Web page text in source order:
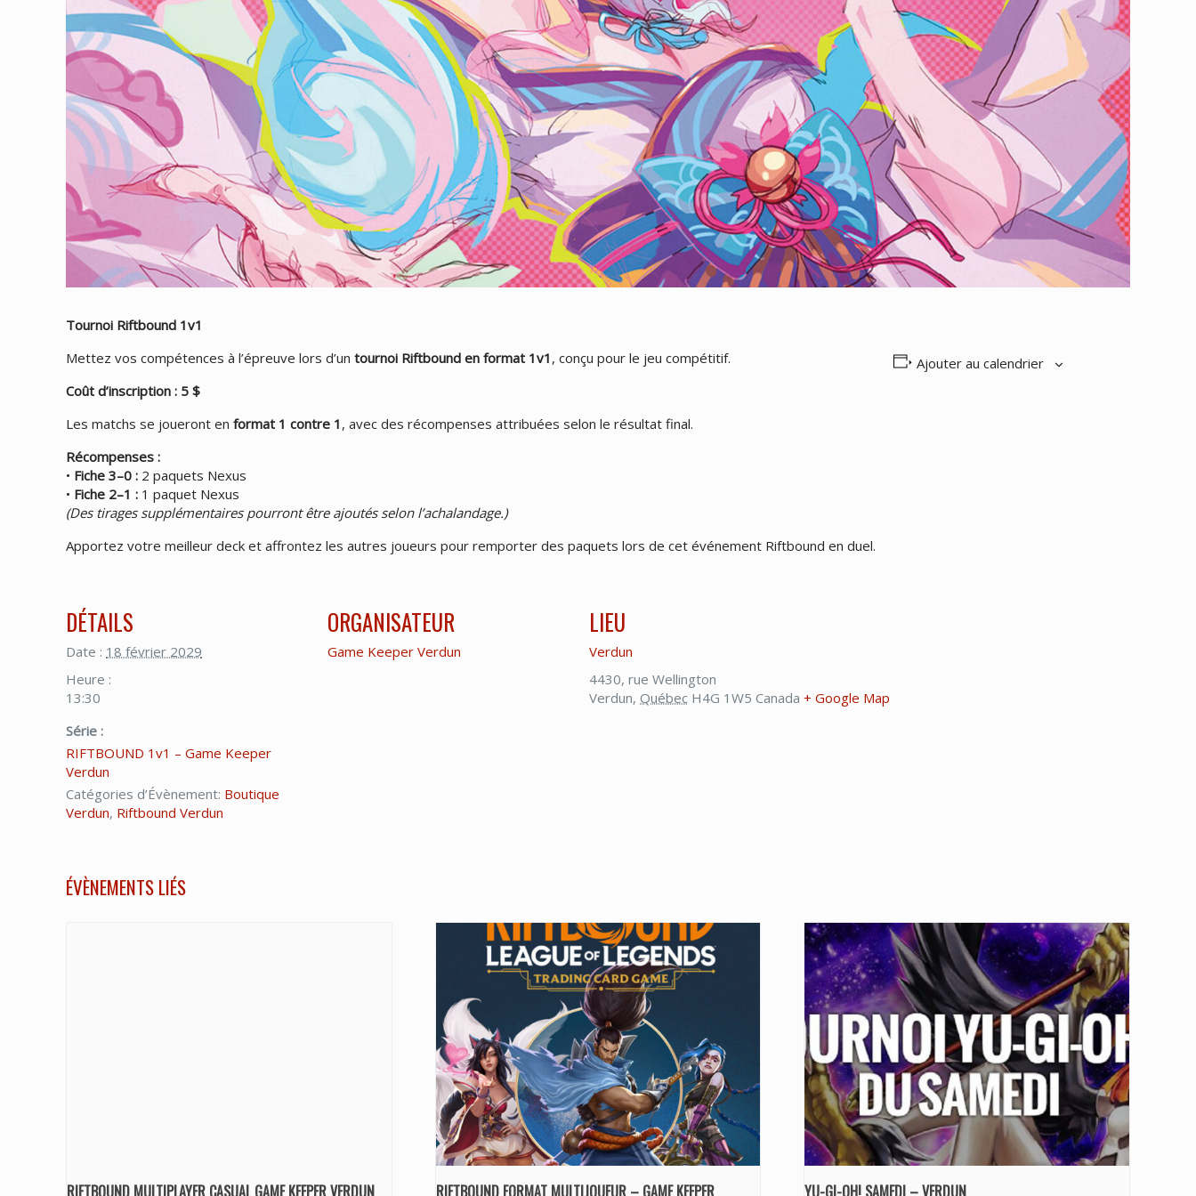
Tournoi Riftbound 1v1
Mettez vos compétences à l’épreuve lors d’untournoi Riftbound en format 1v1 , conçu pour le jeu compétitif.
Coût d’inscription : 5 $
Les matchs se joueront enformat 1 contre 1 , avec des récompenses attribuées selon le résultat final.
Récompenses :
• Fiche 3–0 : 2 paquets Nexus
• Fiche 2–1 : 1 paquet Nexus
(Des tirages supplémentaires pourront être ajoutés selon l’achalandage.)
Apportez votre meilleur deck et affrontez les autres joueurs pour remporter des paquets lors de cet événement Riftbound en duel.
Ajouter au calendrier
DÉTAILS
Date : 18 février 2029
Heure :
13:30
Série :
RIFTBOUND 1v1 – Game Keeper
Verdun
Catégories d’Évènement: Boutique
Verdun, Riftbound Verdun
ORGANISATEUR
Game Keeper Verdun
LIEU
Verdun
4430, rue Wellington
Verdun, Québec H4G 1W5 Canada + Google Map
ÉVÈNEMENTS LIÉS
RIFTBOUND MULTIPLAYER CASUAL GAME KEEPER VERDUN RIFTBOUND FORMAT MULTIJOUEUR – GAME KEEPER YU-GI-OH! SAMEDI – VERDUN